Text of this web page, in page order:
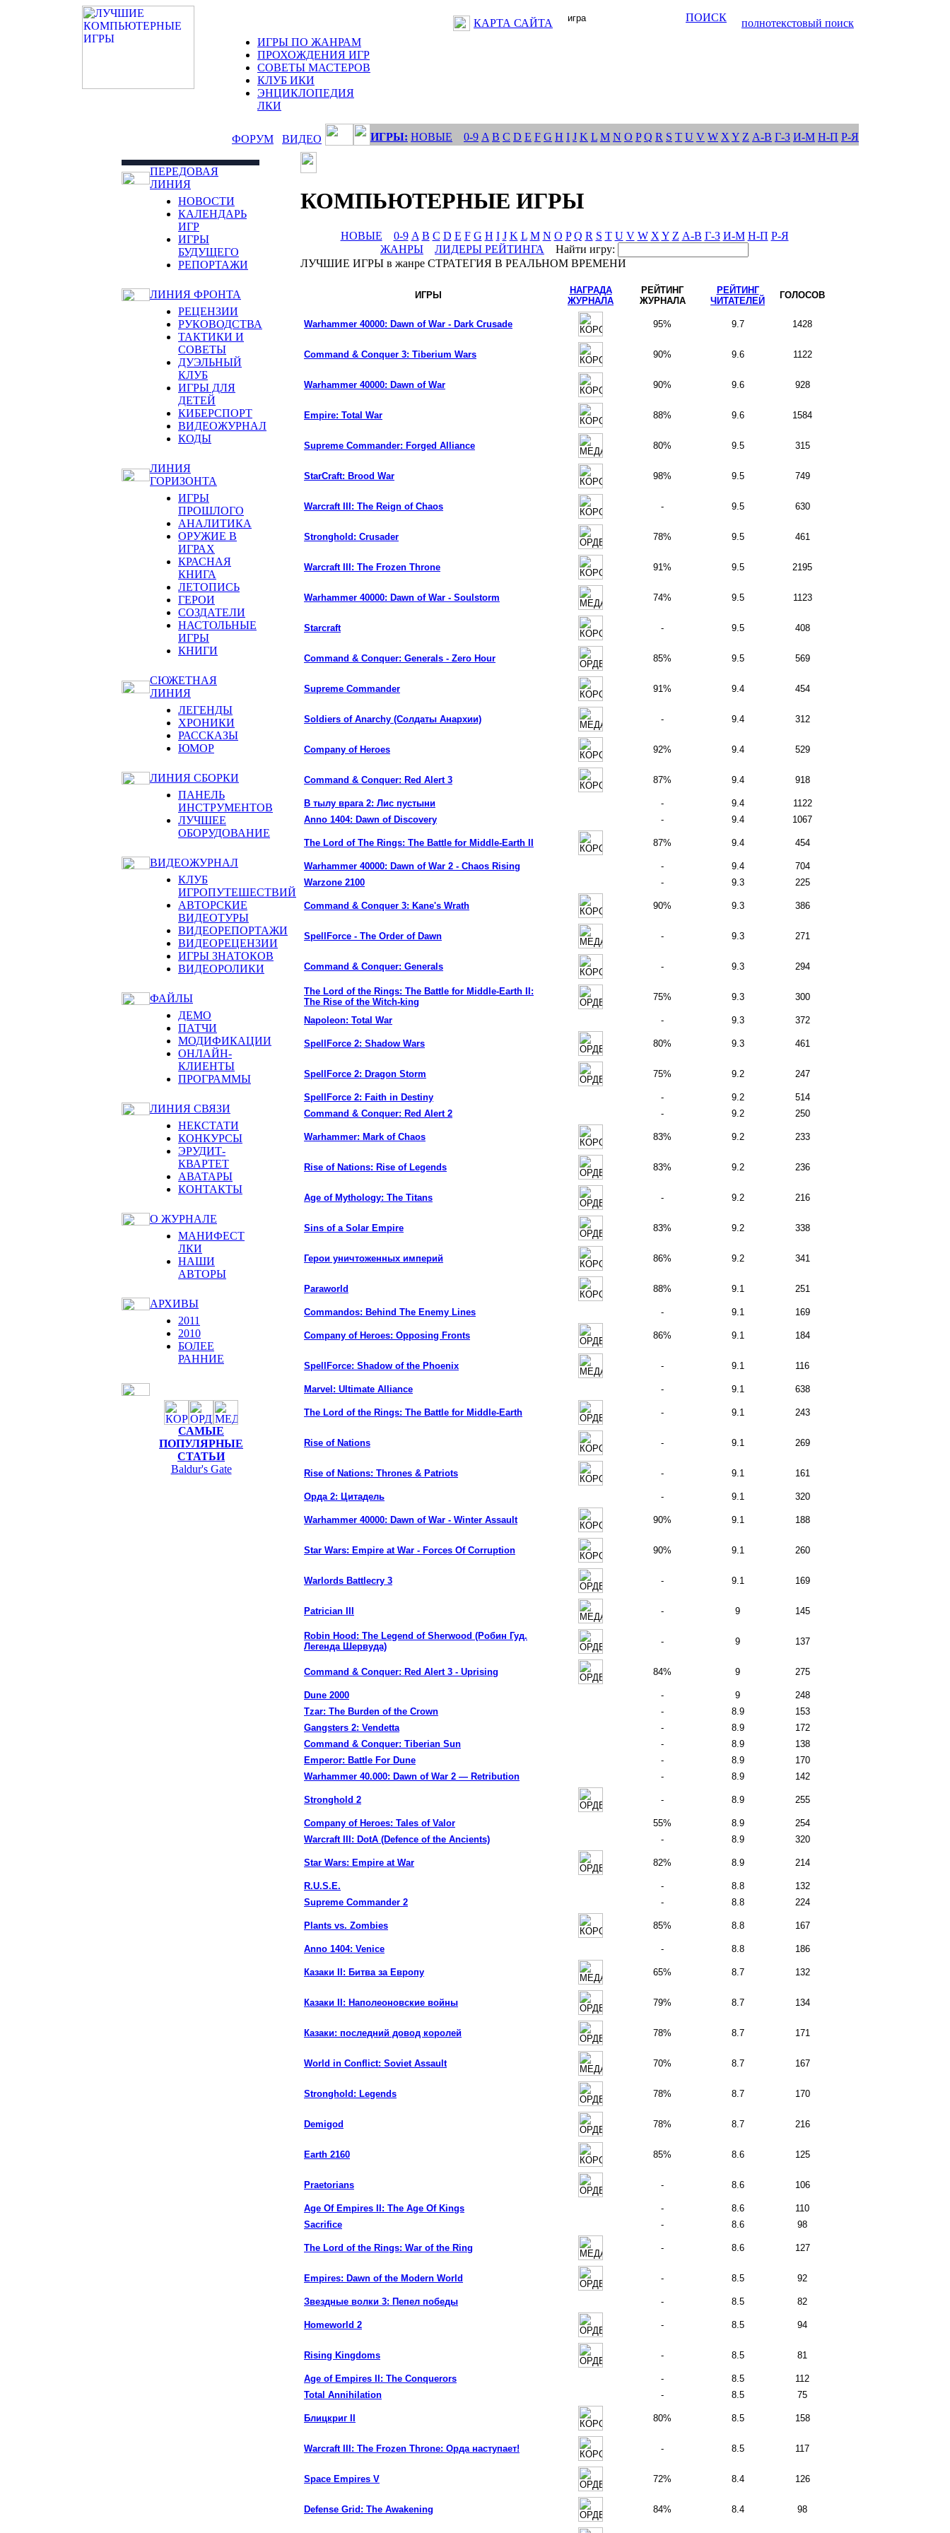
КАРТА САЙТА ПОИСК
полнотекстовый поиск
ИГРЫ ПО ЖАНРАМ
ПРОХОЖДЕНИЯ ИГР
СОВЕТЫ МАСТЕРОВ
КЛУБ ИКИ
ЭНЦИКЛОПЕДИЯ
ЛКИ
ФОРУМ ВИДЕО ИГРЫ: НОВЫЕ 0-9 A B C D E F G H I J K L M N O P Q R S T U V W X Y Z А-В Г-З И-М Н-П Р-Я
ПЕРЕДОВАЯ
ЛИНИЯ
НОВОСТИ
КАЛЕНДАРЬ
ИГР
ИГРЫ
БУДУЩЕГО
РЕПОРТАЖИ
ЛИНИЯ ФРОНТА
РЕЦЕНЗИИ
РУКОВОДСТВА
ТАКТИКИ И
СОВЕТЫ
ДУЭЛЬНЫЙ
КЛУБ
ИГРЫ ДЛЯ
ДЕТЕЙ
КИБЕРСПОРТ
ВИДЕОЖУРНАЛ
КОДЫ
ЛИНИЯ
ГОРИЗОНТА
ИГРЫ
ПРОШЛОГО
АНАЛИТИКА
ОРУЖИЕ В
ИГРАХ
КРАСНАЯ
КНИГА
ЛЕТОПИСЬ
ГЕРОИ
СОЗДАТЕЛИ
НАСТОЛЬНЫЕ
ИГРЫ
КНИГИ
СЮЖЕТНАЯ
ЛИНИЯ
ЛЕГЕНДЫ
ХРОНИКИ
РАССКАЗЫ
ЮМОР
ЛИНИЯ СБОРКИ
ПАНЕЛЬ
ИНСТРУМЕНТОВ
ЛУЧШЕЕ
ОБОРУДОВАНИЕ
ВИДЕОЖУРНАЛ
КЛУБ
ИГРОПУТЕШЕСТВИЙ
АВТОРСКИЕ
ВИДЕОТУРЫ
ВИДЕОРЕПОРТАЖИ
ВИДЕОРЕЦЕНЗИИ
ИГРЫ ЗНАТОКОВ
ВИДЕОРОЛИКИ
ФАЙЛЫ
ДЕМО
ПАТЧИ
МОДИФИКАЦИИ
ОНЛАЙН-
КЛИЕНТЫ
ПРОГРАММЫ
ЛИНИЯ СВЯЗИ
НЕКСТАТИ
КОНКУРСЫ
ЭРУДИТ-
КВАРТЕТ
АВАТАРЫ
КОНТАКТЫ
О ЖУРНАЛЕ
МАНИФЕСТ
ЛКИ
НАШИ
АВТОРЫ
АРХИВЫ
2011
2010
БОЛЕЕ
РАННИЕ
САМЫЕ
ПОПУЛЯРНЫЕ
СТАТЬИ
Baldur's Gate
КОМПЬЮТЕРНЫЕ ИГРЫ
НОВЫЕ 0-9 A B C D E F G H I J K L M N O P Q R S T U V W X Y Z А-В Г-З И-М Н-П Р-Я
ЖАНРЫ
ЛИДЕРЫ РЕЙТИНГА
Найти игру:
ЛУЧШИЕ ИГРЫ в жанре СТРАТЕГИЯ В РЕАЛЬНОМ ВРЕМЕНИ
ИГРЫ
НАГРАДА
ЖУРНАЛА
РЕЙТИНГ
ЖУРНАЛА
РЕЙТИНГ
ЧИТАТЕЛЕЙ
ГОЛОСОВ
Warhammer 40000: Dawn of War - Dark Crusade 95% 9.7 1428
Command & Conquer 3: Tiberium Wars 90% 9.6 1122
Warhammer 40000: Dawn of War 90% 9.6 928
Empire: Total War 88% 9.6 1584
Supreme Commander: Forged Alliance 80% 9.5 315
StarCraft: Brood War 98% 9.5 749
Warcraft III: The Reign of Chaos - 9.5 630
Stronghold: Crusader 78% 9.5 461
Warcraft III: The Frozen Throne 91% 9.5 2195
Warhammer 40000: Dawn of War - Soulstorm 74% 9.5 1123
Starcraft - 9.5 408
Command & Conquer: Generals - Zero Hour 85% 9.5 569
Supreme Commander 91% 9.4 454
Soldiers of Anarchy (Солдаты Анархии) - 9.4 312
Company of Heroes 92% 9.4 529
Command & Conquer: Red Alert 3 87% 9.4 918
В тылу врага 2: Лис пустыни - 9.4
1122
Anno 1404: Dawn of Discovery
- 9.4 1067
The Lord of The Rings: The Battle for Middle-Earth II 87% 9.4 454
Warhammer 40000: Dawn of War 2 - Chaos Rising - 9.4
704
Warzone 2100
- 9.3 225
Command & Conquer 3: Kane's Wrath 90% 9.3 386
SpellForce - The Order of Dawn - 9.3 271
Command & Conquer: Generals - 9.3 294
The Lord of the Rings: The Battle for Middle-Earth II:
The Rise of the Witch-king
75% 9.3 300
Napoleon: Total War - 9.3 372
SpellForce 2: Shadow Wars 80% 9.3 461
SpellForce 2: Dragon Storm 75% 9.2 247
SpellForce 2: Faith in Destiny - 9.2
514
Command & Conquer: Red Alert 2
- 9.2 250
Warhammer: Mark of Chaos 83% 9.2 233
Rise of Nations: Rise of Legends 83% 9.2 236
Age of Mythology: The Titans - 9.2 216
Sins of a Solar Empire 83% 9.2 338
Герои уничтоженных империй 86% 9.2 341
Paraworld 88% 9.1 251
Commandos: Behind The Enemy Lines - 9.1 169
Company of Heroes: Opposing Fronts 86% 9.1 184
SpellForce: Shadow of the Phoenix - 9.1 116
Marvel: Ultimate Alliance - 9.1 638
The Lord of the Rings: The Battle for Middle-Earth - 9.1 243
Rise of Nations - 9.1 269
Rise of Nations: Thrones & Patriots - 9.1 161
Орда 2: Цитадель - 9.1 320
Warhammer 40000: Dawn of War - Winter Assault 90% 9.1 188
Star Wars: Empire at War - Forces Of Corruption 90% 9.1 260
Warlords Battlecry 3 - 9.1 169
Patrician III - 9 145
Robin Hood: The Legend of Sherwood (Робин Гуд.
Легенда Шервуда)
- 9 137
Command & Conquer: Red Alert 3 - Uprising 84% 9 275
Dune 2000 - 9
248
Tzar: The Burden of the Crown
- 8.9
153
Gangsters 2: Vendetta
- 8.9
172
Command & Conquer: Tiberian Sun
- 8.9
138
Emperor: Battle For Dune
- 8.9
170
Warhammer 40.000: Dawn of War 2 — Retribution
- 8.9 142
Stronghold 2 - 8.9 255
Company of Heroes: Tales of Valor 55% 8.9
254
Warcraft III: DotA (Defence of the Ancients)
- 8.9 320
Star Wars: Empire at War 82% 8.9 214
R.U.S.E. - 8.8
132
Supreme Commander 2
- 8.8 224
Plants vs. Zombies 85% 8.8 167
Anno 1404: Venice - 8.8 186
Казаки II: Битва за Европу 65% 8.7 132
Казаки II: Наполеоновские войны 79% 8.7 134
Казаки: последний довод королей 78% 8.7 171
World in Conflict: Soviet Assault 70% 8.7 167
Stronghold: Legends 78% 8.7 170
Demigod 78% 8.7 216
Earth 2160 85% 8.6 125
Praetorians - 8.6 106
Age Of Empires II: The Age Of Kings - 8.6
110
Sacrifice
- 8.6 98
The Lord of the Rings: War of the Ring - 8.6 127
Empires: Dawn of the Modern World - 8.5 92
Звездные волки 3: Пепел победы - 8.5 82
Homeworld 2 - 8.5 94
Rising Kingdoms - 8.5 81
Age of Empires II: The Conquerors - 8.5
112
Total Annihilation
- 8.5 75
Блицкриг II 80% 8.5 158
Warcraft III: The Frozen Throne: Орда наступает! - 8.5 117
Space Empires V 72% 8.4 126
Defense Grid: The Awakening 84% 8.4 98